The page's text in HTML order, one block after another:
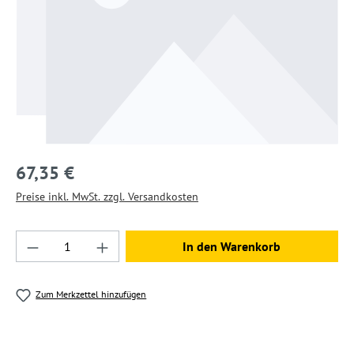
67,35 €
Preise inkl. MwSt. zzgl. Versandkosten
Produkt Anzahl: Gib den gewünschten
In den Warenkorb
Zum Merkzettel hinzufügen